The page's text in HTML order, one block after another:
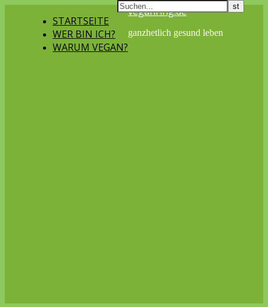
STARTSEITE
WER BIN ICH?
WARUM VEGAN?
veganring.de
ganzhetlich gesund leben